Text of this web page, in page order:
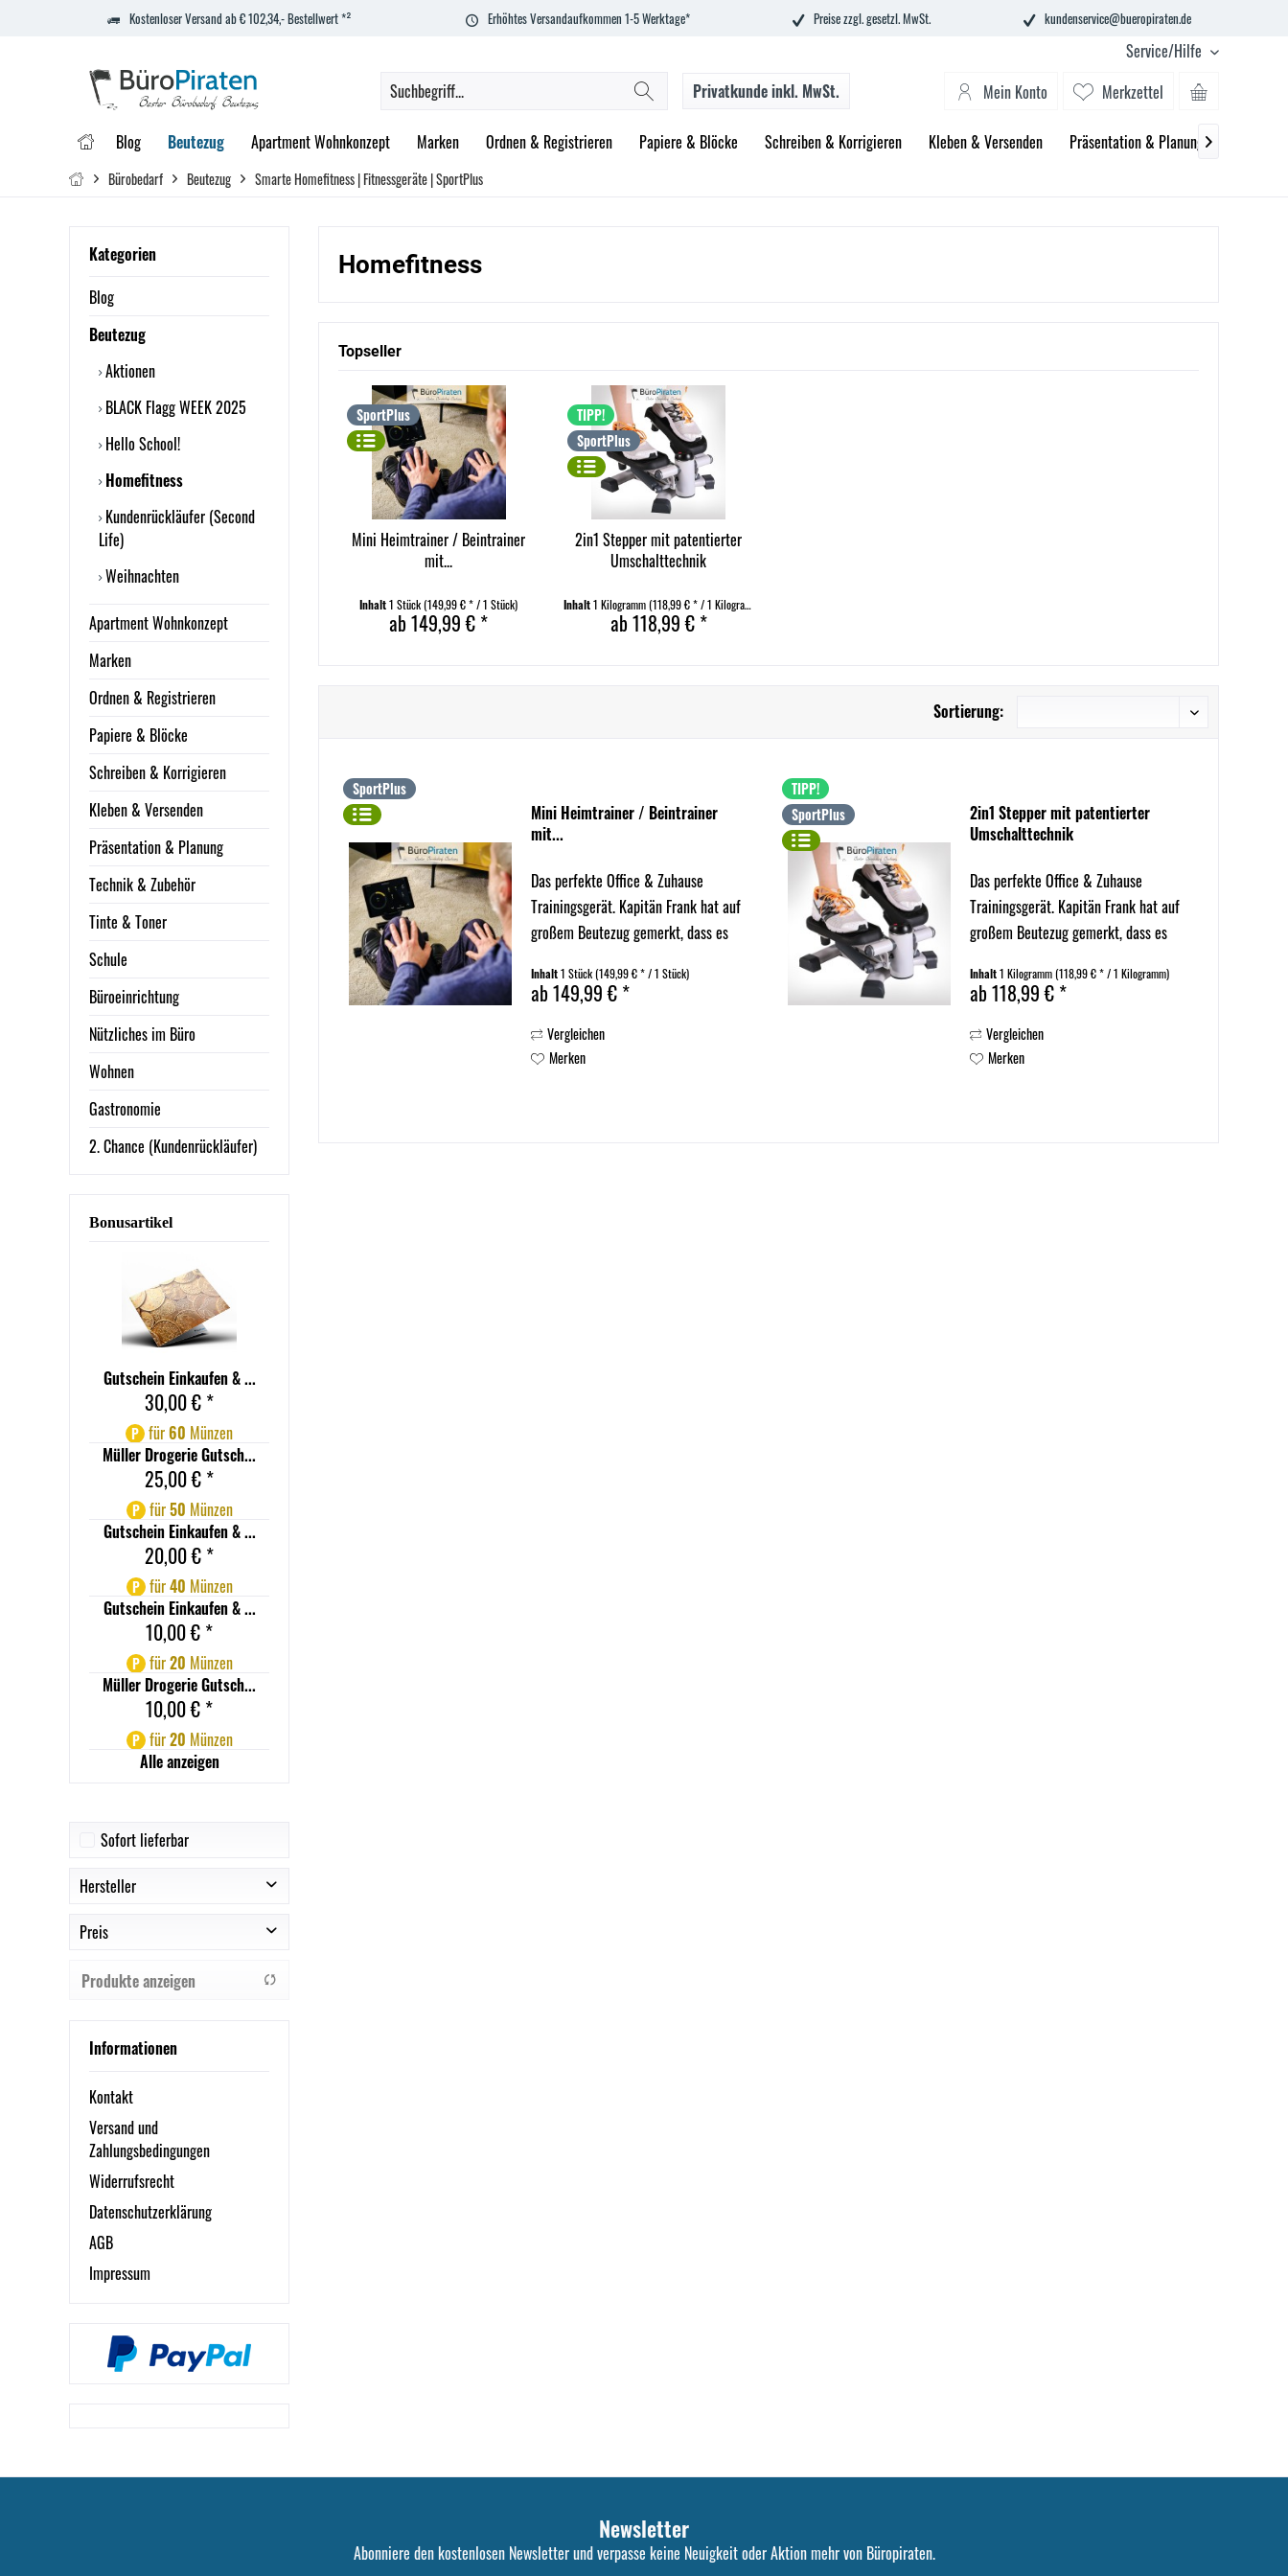
Kostenloser Versand ab € 102,34,- Bestellwert *² Erhöhtes Versandaufkommen 1-5 Werktage* Preise zzgl. gesetzl. MwSt. kundenservice@bueropiraten.de
Service/Hilfe
Merkzettel
Mein Konto
Privatkundeinkl. MwSt.
Blog Beutezug Apartment Wohnkonzept Marken Ordnen & Registrieren Papiere & Blöcke Schreiben & Korrigieren Kleben & Versenden Präsentation & Planung 
Bürobedarf Beutezug Smarte Homefitness | Fitnessgeräte | SportPlus
Kategorien
Blog
Beutezug
Aktionen
BLACK Flagg WEEK 2025
Hello School!
Homefitness
Kundenrückläufer (Second
Life)
Weihnachten
Apartment Wohnkonzept
Marken
Ordnen & Registrieren
Papiere & Blöcke
Schreiben & Korrigieren
Kleben & Versenden
Präsentation & Planung
Technik & Zubehör
Tinte & Toner
Schule
Büroeinrichtung
Nützliches im Büro
Wohnen
Gastronomie
2. Chance (Kundenrückläufer)
Bonusartikel
Gutschein Einkaufen & ...
30,00 € *
P für60 Münzen
Müller Drogerie Gutsch...
25,00 € *
P für50 Münzen
Gutschein Einkaufen & ...
20,00 € *
P für40 Münzen
Gutschein Einkaufen & ...
10,00 € *
P für20 Münzen
Müller Drogerie Gutsch...
10,00 € *
P für20 Münzen
Alle anzeigen
Sofort lieferbar
Hersteller
SportPlus
Preis
118,99 €
Produkte anzeigen
Informationen
Kontakt
Versand und
Zahlungsbedingungen
Widerrufsrecht
Datenschutzerklärung
AGB
Impressum
Homefitness
Topseller
SportPlus
Mini Heimtrainer / Beintrainer
mit...
Inhalt1 Stück(149,99 € * / 1 Stück)
ab 149,99 € *
TIPP!
SportPlus
2in1 Stepper mit patentierter
Umschalttechnik
Inhalt1 Kilogramm(118,99 € * / 1 Kilogramm)
ab 118,99 € *
Sortierung:
SportPlus
Mini Heimtrainer / Beintrainer
mit...
Das perfekte Office & Zuhause
Trainingsgerät. Kapitän Frank hat auf
großem Beutezug gemerkt, dass es
er sich umgeschaut und neue
Trainingsgeräte für das Büro in den
Laderaum eingelagert. Ab sofort...
Inhalt1 Stück(149,99 € * / 1 Stück)
ab 149,99 € *
Vergleichen
Merken
TIPP!
SportPlus
2in1 Stepper mit patentierter
Umschalttechnik
Das perfekte Office & Zuhause
Trainingsgerät. Kapitän Frank hat auf
großem Beutezug gemerkt, dass es
er sich umgeschaut und neue
Trainingsgeräte für das Büro in den
Laderaum eingelagert. Ab sofort...
Inhalt1 Kilogramm(118,99 € * / 1 Kilogramm)
ab 118,99 € *
Vergleichen
Merken
Newsletter
Abonniere den kostenlosen Newsletter und verpasse keine Neuigkeit oder Aktion mehr von Büropiraten.